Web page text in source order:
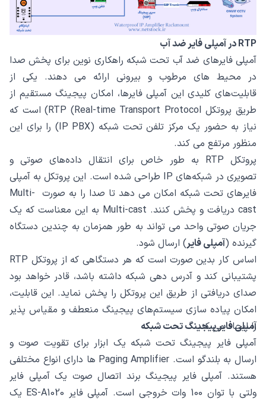
RTP در آمپلی فایر ضد آب
آمپلی ‌فایرهای ضد آب تحت شبکه راهکاری نوین برای پخش صدا
در محیط ‌های مرطوب و بیرونی ارائه می ‌دهند. یکی از
قابلیت‌های کلیدی این آمپلی ‌فایرها، امکان پیجینگ مستقیم از
طریق پروتکل RTP (Real-time Transport Protocol) است که
نیاز به حضور یک مرکز تلفن تحت شبکه (IP PBX) را برای این
منظور مرتفع می‌ کند.
پروتکل RTP به طور خاص برای انتقال داده‌های صوتی و
تصویری در شبکه‌های IP طراحی شده است. این پروتکل به آمپلی‌
فایرهای تحت شبکه امکان می ‌دهد تا صدا را به صورت Multi-
cast دریافت و پخش کنند. Multi-cast به این معناست که یک
جریان صوتی واحد می ‌تواند به طور همزمان به چندین دستگاه
گیرنده (آمپلی ‌فایر) ارسال شود.
اساس کار بدین صورت است که هر دستگاهی که از پروتکل RTP
پشتیبانی کند و آدرس‌ دهی شبکه داشته باشد، قادر خواهد بود
صدای دریافتی از طریق این پروتکل را پخش نماید. این قابلیت،
امکان پیاده ‌سازی سیستم‌های پیجینگ منعطف و مقیاس ‌پذیر
را ایجاد می کند.
آمپلی فایر پیجینگ تحت شبکه
آمپلی فایر پیجینگ تحت شبکه یک ابزار برای تقویت صوت و
ارسال به بلندگو است. Paging Amplifier ها دارای انواع مختلفی
هستند. آمپلی فایر پیجینگ برند اتصال صوت یک آمپلی فایر
ولتی با توان 100 وات خروجی است. آمپلی فایر ES-A1020 یک